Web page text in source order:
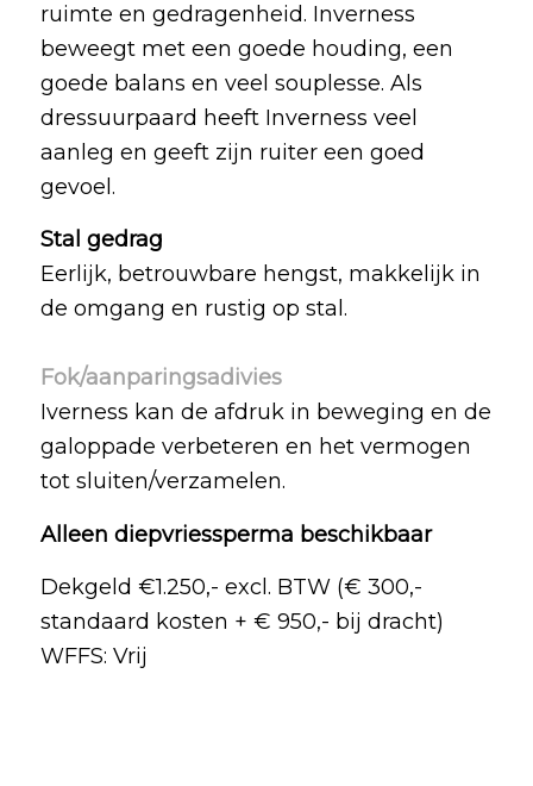
ruimte en gedragenheid. Inverness
beweegt met een goede houding, een
goede balans en veel souplesse. Als
dressuurpaard heeft Inverness veel
aanleg en geeft zijn ruiter een goed
gevoel.
Stal gedrag
Eerlijk, betrouwbare hengst, makkelijk in
de omgang en rustig op stal.
Fok/aanparingsadivies
Iverness kan de afdruk in beweging en de
galoppade verbeteren en het vermogen
tot sluiten/verzamelen.
Alleen diepvriessperma beschikbaar
Dekgeld €1.250,- excl. BTW(€ 300,-
standaard kosten + € 950,- bij dracht)
WFFS: Vrij